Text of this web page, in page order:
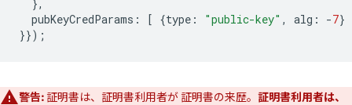
},
pubKeyCredParams : [ {type : "public-key" , alg : -7}
}});
警告: 証明書は、証明書利用者が 証明書の来歴。 証明書利用者は、